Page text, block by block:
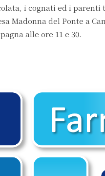
i cognati ed i parenti
Madonna del Ponte a
alle ore 11 e 30.